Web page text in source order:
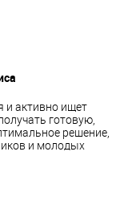
и активно ищет
готовую,
решение,
и молодых